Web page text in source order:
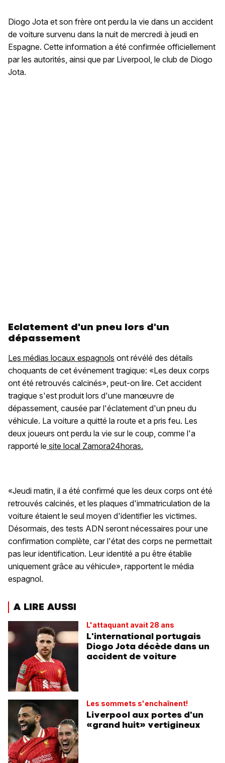
Diogo Jota et son frère ont perdu la vie dans un accident
de voiture survenu dans la nuit de mercredi à jeudi en
Espagne. Cette information a été confirmée officiellement
par les autorités, ainsi que par Liverpool, le club de Diogo
Jota.
Eclatement d'un pneu lors d'un
dépassement
Les médias locaux espagnols ont révélé des détails
choquants de cet événement tragique: «Les deux corps
ont été retrouvés calcinés», peut-on lire. Cet accident
tragique s'est produit lors d'une manœuvre de
dépassement, causée par l'éclatement d'un pneu du
véhicule. La voiture a quitté la route et a pris feu. Les
deux joueurs ont perdu la vie sur le coup, comme l'a
rapporté le site local Zamora24horas.
«Jeudi matin, il a été confirmé que les deux corps ont été
retrouvés calcinés, et les plaques d'immatriculation de la
voiture étaient le seul moyen d'identifier les victimes.
Désormais, des tests ADN seront nécessaires pour une
confirmation complète, car l'état des corps ne permettait
pas leur identification. Leur identité a pu être établie
uniquement grâce au véhicule», rapportent le média
espagnol.
A LIRE AUSSI
L'attaquant avait 28 ans
L'international portugais
Diogo Jota décède dans un
accident de voiture
Les sommets s'enchaînent!
Liverpool aux portes d'un
«grand huit» vertigineux